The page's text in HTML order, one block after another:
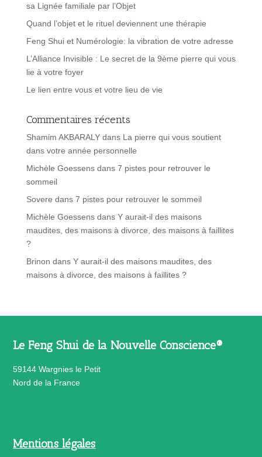
sa Lignée familiale par l’Objet
Quand l’objet et le rituel deviennent une thérapie
Feng Shui et Numérologie: la vibration de votre adresse
L’Alliance Invisible : Le secret de la 9ème pierre qui vous
lie à votre foyer
Le lien entre vous et votre lieu de vie
Commentaires récents
Shamim AKBARALYdans La pierre qui vous soutient
dans votre année personnelle
Michèle Goessensdans 7 pistes pour retrouver le
sommeil
Sovere dans 7 pistes pour retrouver le sommeil
Michèle Goessensdans Y aurait-il des maisons
maudites, des maisons à divorce, des maisons à faillites
?
Brinon dans Y aurait-il des maisons maudites, des
maisons à divorce, des maisons à faillites ?
Le Feng Shui de la Nouvelle Conscience®
59144 Wargnies le Petit
Nord de la France
Mentions légales